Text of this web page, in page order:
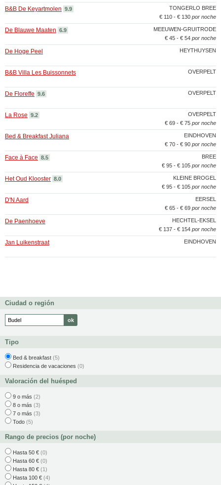
TONGERLO BREE
B&B De Keyartmolen 9.9
€ 110 - € 130 por noche
MEEUWEN-GRUITRODE
De Blauwe Maaten 6.9
€ 45 - € 54 por noche
HEYTHUYSEN
De Hoge Peel
OVERPELT
B&B Villa Les Buissonnets
OVERPELT
De Floreffe 9.6
OVERPELT
La Rose 9.2
€ 69 - € 75 por noche
EINDHOVEN
Bed & Breakfast Juliana
€ 70 - € 90 por noche
BREE
Face à Face 8.5
€ 95 - € 105 por noche
KLEINE BROGEL
Het Oud Klooster 8.0
€ 95 - € 105 por noche
EERSEL
D'N Aard
€ 65 - € 69 por noche
HECHTEL-EKSEL
De Paenhoeve
€ 137 - € 154 por noche
EINDHOVEN
Jan Luikenstraat
Ciudad o región
Tipo
Bed & breakfast (5)
Residencia de vacaciones (0)
Valoración del huésped
9 o más (2)
8 o más (3)
7 o más (3)
Todo (5)
Rango de precios (por noche)
Hasta 50 € (0)
Hasta 60 € (0)
Hasta 80 € (1)
Hasta 100 € (4)